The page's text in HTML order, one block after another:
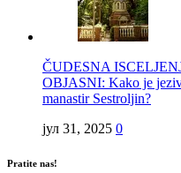
ČUDESNA
OBJASNI: Kako je
manastir Sestroljin?
јул 31, 2025 0
Pratite nas!